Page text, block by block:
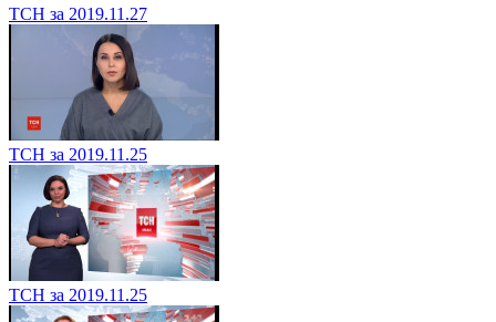
ТСН за 2019.11.27
ТСН за 2019.11.25
ТСН за 2019.11.25